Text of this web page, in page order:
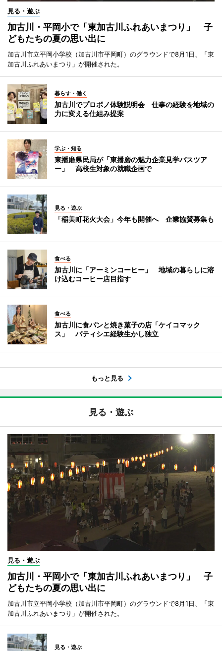
見る・遊ぶ
加古川・平岡小で「東加古川ふれあいまつり」 子
どもたちの夏の思い出に
加古川市立平岡小学校（加古川市平岡町）のグラウンドで8月1日、「東
加古川ふれあいまつり」が開催された。
暮らす・働く
加古川でプロボノ体験説明会 仕事の経験を地域の
力に変える仕組み提案
学ぶ・知る
東播磨県民局が「東播磨の魅力企業見学バスツア
ー」 高校生対象の就職企画で
見る・遊ぶ
「稲美町花火大会」今年も開催へ 企業協賛募集も
食べる
加古川に「アーミンコーヒー」 地域の暮らしに溶
け込むコーヒー店目指す
食べる
加古川に食パンと焼き菓子の店「ケイコマック
ス」 パティシエ経験生かし独立
もっと見る
見る・遊ぶ
見る・遊ぶ
加古川・平岡小で「東加古川ふれあいまつり」 子
どもたちの夏の思い出に
加古川市立平岡小学校（加古川市平岡町）のグラウンドで8月1日、「東
加古川ふれあいまつり」が開催された。
見る・遊ぶ